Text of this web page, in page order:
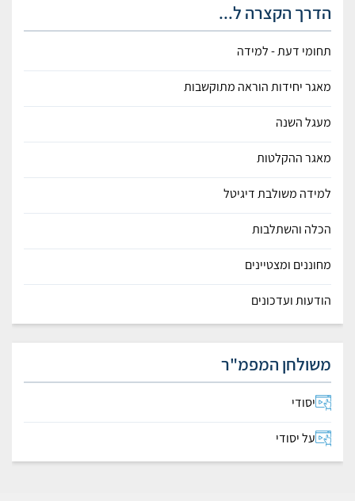
הדרך הקצרה ל...
תחומי דעת - למידה
מאגר יחידות הוראה מתוקשבות
מעגל השנה
מאגר ההקלטות
למידה משולבת דיגיטל
הכלה והשתלבות
מחוננים ומצטיינים
הודעות ועדכונים
משולחן המפמ"ר
יסודי
על יסודי